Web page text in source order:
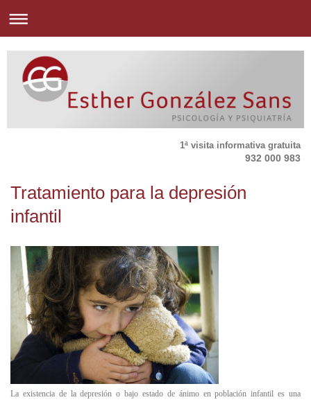
1ª visita informativa gratuita
932 000 983
Tratamiento para la depresión
infantil
La existencia de la depresión o bajo estado de ánimo en población infantil es una